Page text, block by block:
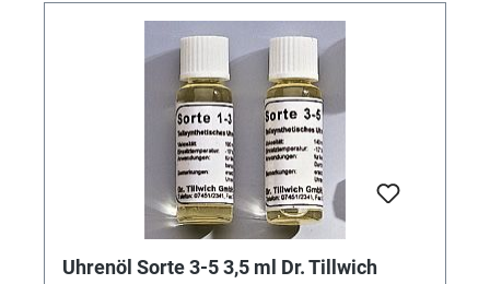
Uhrenöl Sorte 3-5 3,5 ml Dr. Tillwich